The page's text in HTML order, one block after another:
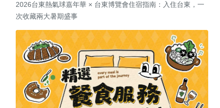
2026台東熱氣球嘉年華 × 台東博覽會住宿指南：入住台東，一
次收藏兩大暑期盛事